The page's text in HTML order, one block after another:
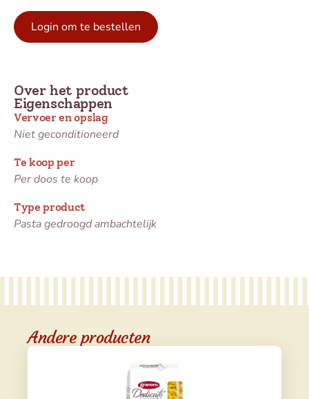
Login om te bestellen
Eigenschappen
Vervoer en opslag
Niet geconditioneerd
Te koop per
Per doos te koop
Type product
Pasta gedroogd ambachtelijk
Over het product
Andere producten